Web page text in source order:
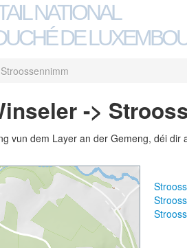
NATIONAL
DE
Stroossennimm
->
vun dem Layer an der Gemeng, déi